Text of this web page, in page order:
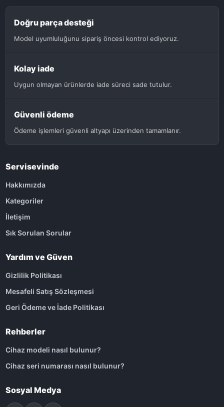
Doğru parça desteği
Model uyumluluğunu sipariş öncesi kontrol ediyoruz.
Kolay iade
Uygun olmayan ürünlerde iade süreci sade tutulur.
Güvenli ödeme
Ödeme işlemleri güvenli altyapı üzerinden tamamlanır.
Servisevinde
Hakkımızda
Kategoriler
İletişim
Sık Sorulan Sorular
Yardım ve Güven
Gizlilik Politikası
Mesafeli Satış Sözleşmesi
Geri Ödeme ve İade Politikası
Rehberler
Cihaz modeli nasıl bulunur?
Cihaz seri numarası nasıl bulunur?
Sosyal Medya